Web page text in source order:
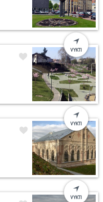
VYKTI
VYKTI
VYKTI